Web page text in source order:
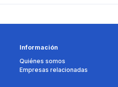
Información
Quiénes somos
Empresas relacionadas